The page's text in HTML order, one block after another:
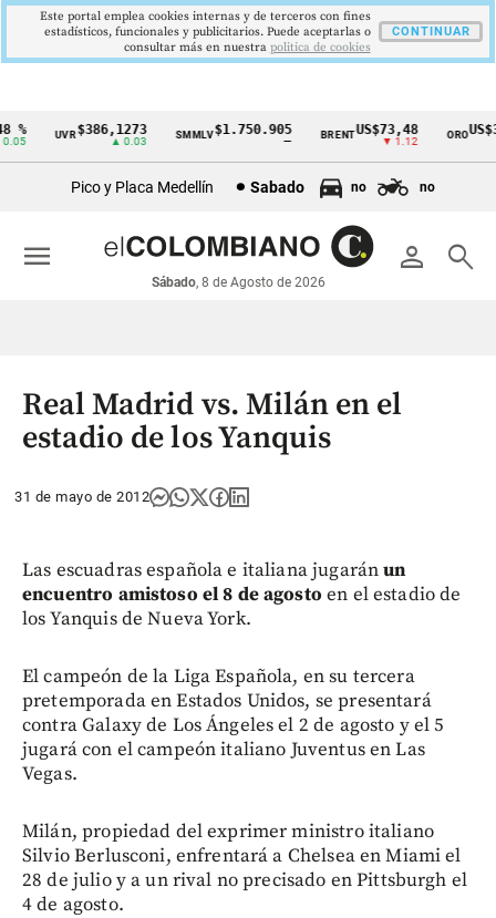
Cintillo
económicos
Colombia
UVR$386,1273
▲ 0.03
SMMLV $1.750.905 BRENTUS$73,48
▼ 1.12
ORO
Pico y Placa Medellín Sabado no no
person search
Sábado, 8 de Agosto de 2026
menu
Real Madrid vs. Milán en el
estadio de los Yanquis
31 de mayo de 2012
Las escuadras española e italiana jugaránun
encuentro amistoso el 8 de agosto en el estadio de
los Yanquis de Nueva York.
El campeón de la Liga Española, en su tercera
pretemporada en Estados Unidos, se presentará
contra Galaxy de Los Ángeles el 2 de agosto y el 5
jugará con el campeón italiano Juventus en Las
Vegas.
Milán, propiedad del exprimer ministro italiano
Silvio Berlusconi, enfrentará a Chelsea en Miami el
28 de julio y a un rival no precisado en Pittsburgh el
4 de agosto.
Este portal emplea cookies internas y de terceros con fines
estadísticos, funcionales y publicitarios. Puede aceptarlas o
consultar más en nuestra politica de cookies
CONTINUAR